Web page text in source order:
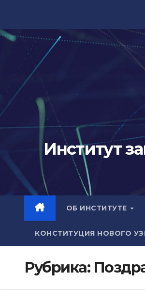
содержимому
Институт
ОБ ИНСТИТУТЕ
КОНСТИТУЦИЯ НОВОГО
Рубрика: